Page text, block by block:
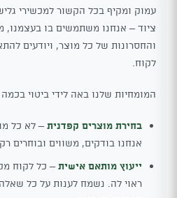
עמוק ומקיף בכל הקשור למכשירי
ציוד – אנחנו משתמשים בו בעצמנו,
והחסרונות של כל מוצר, ויודעים
לקוח.
המומחיות שלנו באה לידי ביטוי
בחירת מוצרים קפדנית– לא כל
אנחנו בודקים, משווים ובוחרים
ייעוץ מותאם אישית– כל לקוח
ראוי לה. נשמח לענות על כל